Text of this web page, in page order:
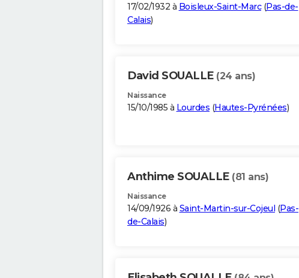
17/02/1932 à Boisleux-Saint-Marc(Pas-de-
Calais)
David SOUALLE (24 ans)
Naissance
15/10/1985 à Lourdes (Hautes-Pyrénées)
Anthime SOUALLE (81 ans)
Naissance
14/09/1926 à Saint-Martin-sur-Cojeul (Pas-
de-Calais)